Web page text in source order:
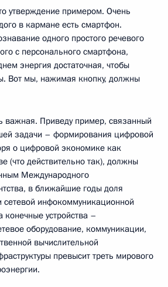
утверждение примером. Очень
в кармане есть смартфон.
одного простого речевого
с персонального смартфона,
энергия достаточная, чтобы
Вот мы, нажимая кнопку, должны
важная. Приведу пример, связанный
задачи – формирования цифровой
о цифровой экономике как
(что действительно так), должны
Международного
в ближайшие годы доля
сетевой инфокоммуникационной
конечные устройства –
оборудование, коммуникации,
вычислительной
превысит треть мирового